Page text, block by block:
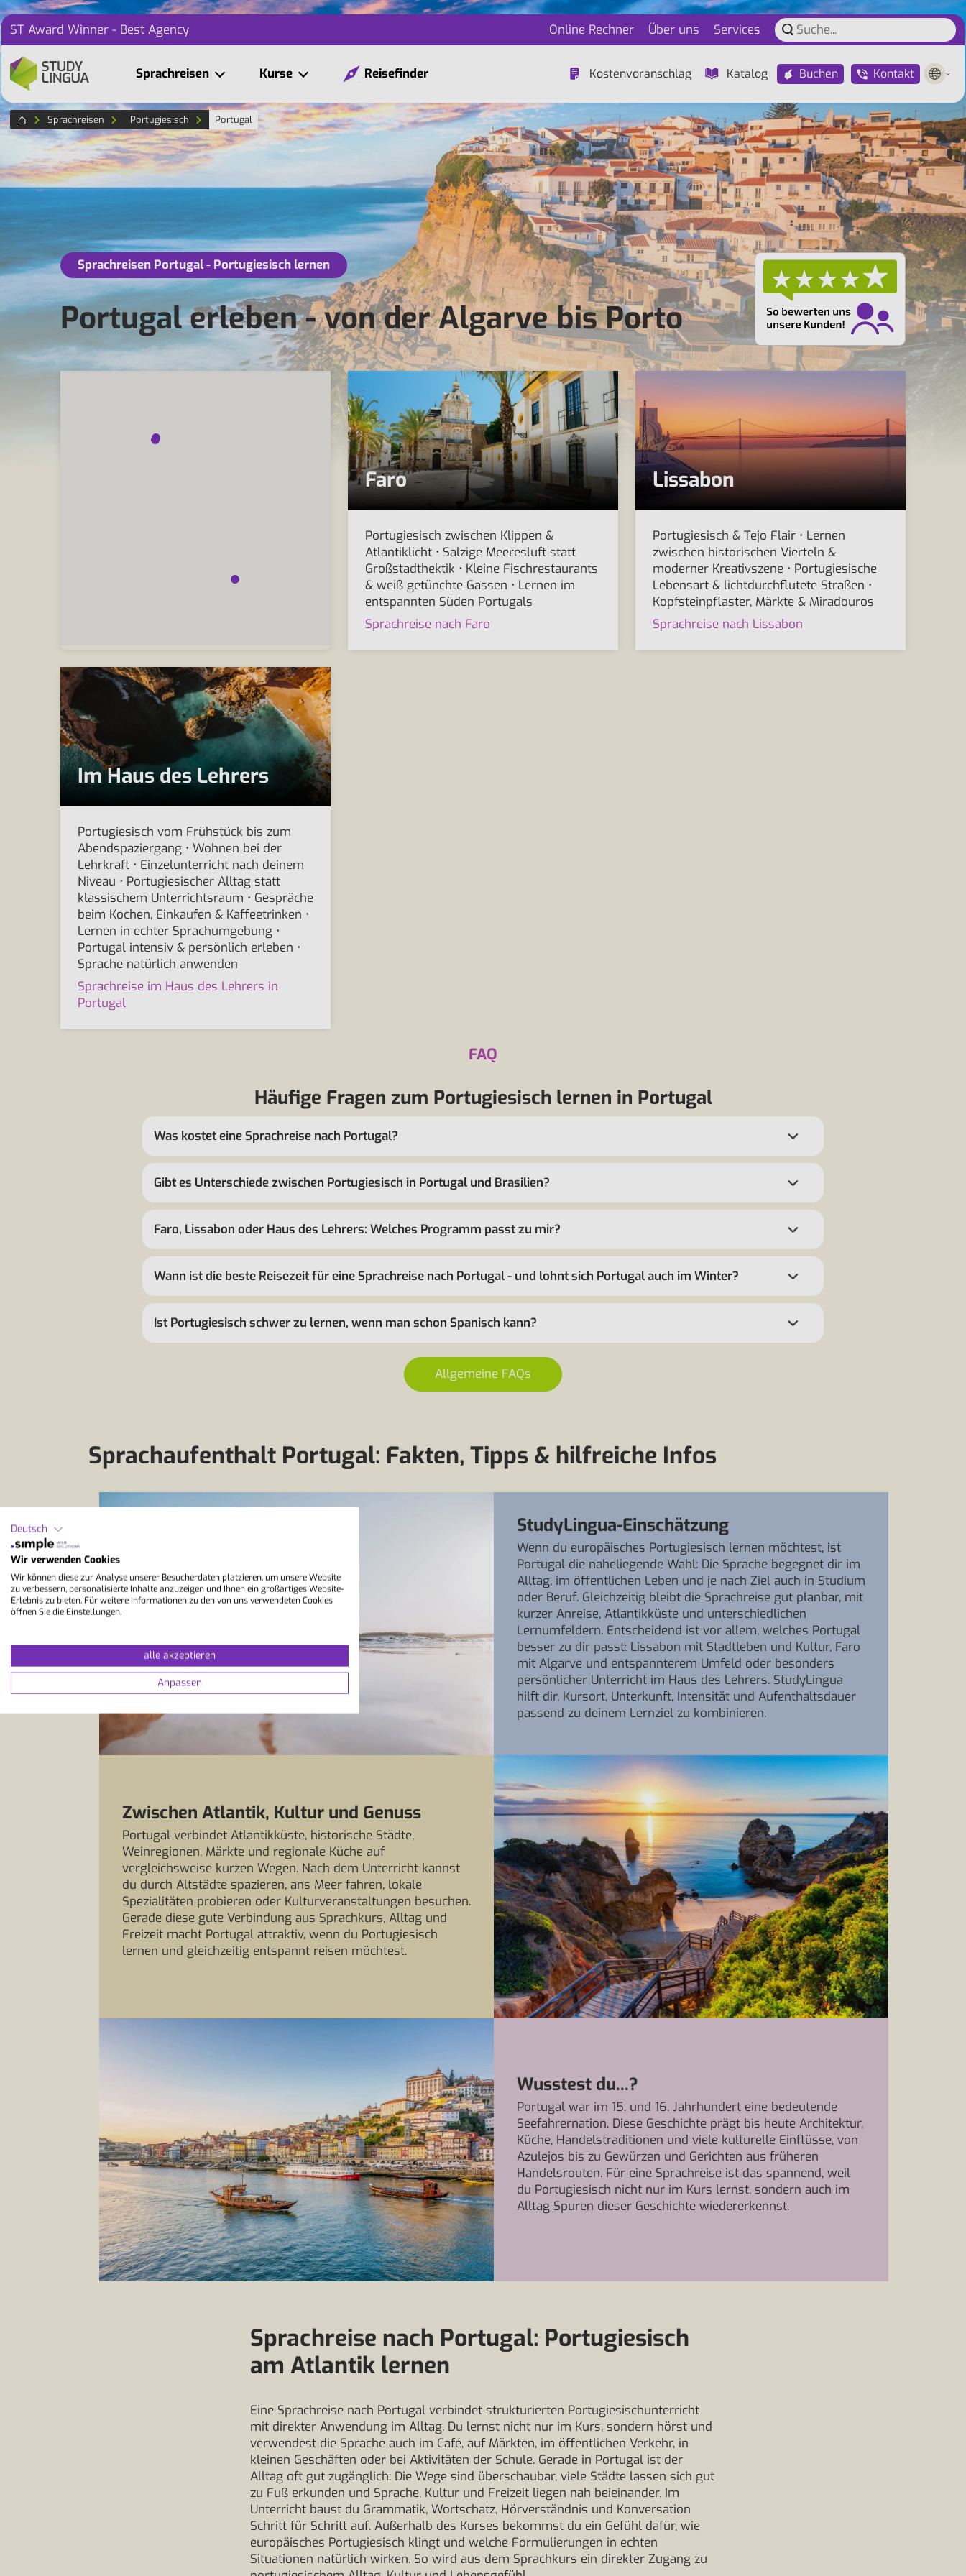
ST Award Winner - Best Agency Online Rechner Über uns Services
Sprachreisen Kurse Reisefinder Kostenvoranschlag Katalog Buchen Kontakt
Sprachreisen Portugiesisch Portugal
Sprachreisen Portugal - Portugiesisch lernen
Portugal erleben - von der Algarve bis Porto
Faro
Portugiesisch zwischen Klippen &
Atlantiklicht • Salzige Meeresluft statt
Großstadthektik • Kleine Fischrestaurants
& weiß getünchte Gassen • Lernen im
entspannten Süden Portugals
Sprachreise nach Faro
Lissabon
Portugiesisch & Tejo Flair • Lernen
zwischen historischen Vierteln &
moderner Kreativszene • Portugiesische
Lebensart & lichtdurchflutete Straßen •
Kopfsteinpflaster, Märkte & Miradouros
Sprachreise nach Lissabon
Im Haus des Lehrers
Portugiesisch vom Frühstück bis zum
Abendspaziergang • Wohnen bei der
Lehrkraft • Einzelunterricht nach deinem
Niveau • Portugiesischer Alltag statt
klassischem Unterrichtsraum • Gespräche
beim Kochen, Einkaufen & Kaffeetrinken •
Lernen in echter Sprachumgebung •
Portugal intensiv & persönlich erleben •
Sprache natürlich anwenden
Sprachreise im Haus des Lehrers in
Portugal
FAQ
Häufige Fragen zum Portugiesisch lernen in Portugal
Was kostet eine Sprachreise nach Portugal?
Gibt es Unterschiede zwischen Portugiesisch in Portugal und Brasilien?
Faro, Lissabon oder Haus des Lehrers: Welches Programm passt zu mir?
Wann ist die beste Reisezeit für eine Sprachreise nach Portugal - und lohnt sich Portugal auch im Winter?
Ist Portugiesisch schwer zu lernen, wenn man schon Spanisch kann?
Allgemeine FAQs
Sprachaufenthalt Portugal: Fakten, Tipps & hilfreiche Infos
StudyLingua-Einschätzung
Wenn du europäisches Portugiesisch lernen möchtest, ist
Portugal die naheliegende Wahl: Die Sprache begegnet dir im
Alltag, im öffentlichen Leben und je nach Ziel auch in Studium
oder Beruf. Gleichzeitig bleibt die Sprachreise gut planbar, mit
kurzer Anreise, Atlantikküste und unterschiedlichen
Lernumfeldern. Entscheidend ist vor allem, welches Portugal
besser zu dir passt: Lissabon mit Stadtleben und Kultur, Faro
mit Algarve und entspannterem Umfeld oder besonders
persönlicher Unterricht im Haus des Lehrers. StudyLingua
hilft dir, Kursort, Unterkunft, Intensität und Aufenthaltsdauer
passend zu deinem Lernziel zu kombinieren.
Zwischen Atlantik, Kultur und Genuss
Portugal verbindet Atlantikküste, historische Städte,
Weinregionen, Märkte und regionale Küche auf
vergleichsweise kurzen Wegen. Nach dem Unterricht kannst
du durch Altstädte spazieren, ans Meer fahren, lokale
Spezialitäten probieren oder Kulturveranstaltungen besuchen.
Gerade diese gute Verbindung aus Sprachkurs, Alltag und
Freizeit macht Portugal attraktiv, wenn du Portugiesisch
lernen und gleichzeitig entspannt reisen möchtest.
Wusstest du...?
Portugal war im 15. und 16. Jahrhundert eine bedeutende
Seefahrernation. Diese Geschichte prägt bis heute Architektur,
Küche, Handelstraditionen und viele kulturelle Einflüsse, von
Azulejos bis zu Gewürzen und Gerichten aus früheren
Handelsrouten. Für eine Sprachreise ist das spannend, weil
du Portugiesisch nicht nur im Kurs lernst, sondern auch im
Alltag Spuren dieser Geschichte wiedererkennst.
Sprachreise nach Portugal: Portugiesisch
am Atlantik lernen
Eine Sprachreise nach Portugal verbindet strukturierten Portugiesischunterricht
mit direkter Anwendung im Alltag. Du lernst nicht nur im Kurs, sondern hörst und
verwendest die Sprache auch im Café, auf Märkten, im öffentlichen Verkehr, in
kleinen Geschäften oder bei Aktivitäten der Schule. Gerade in Portugal ist der
Alltag oft gut zugänglich: Die Wege sind überschaubar, viele Städte lassen sich gut
zu Fuß erkunden und Sprache, Kultur und Freizeit liegen nah beieinander. Im
Unterricht baust du Grammatik, Wortschatz, Hörverständnis und Konversation
Schritt für Schritt auf. Außerhalb des Kurses bekommst du ein Gefühl dafür, wie
europäisches Portugiesisch klingt und welche Formulierungen in echten
Situationen natürlich wirken. So wird aus dem Sprachkurs ein direkter Zugang zu
Deutsch
Wir verwenden Cookies
Wir können diese zur Analyse unserer Besucherdaten platzieren, um unsere Website
zu verbessern, personalisierte Inhalte anzuzeigen und Ihnen ein großartiges Website-
Erlebnis zu bieten. Für weitere Informationen zu den von uns verwendeten Cookies
öffnen Sie die Einstellungen.
alle akzeptieren
Anpassen